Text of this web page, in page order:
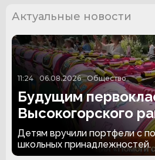
Актуальные новости
11:24 06.08.2026 Общество
Будущим
Высокогорского
помогли
Детям вручили портфели с
школьных принадлежностей.